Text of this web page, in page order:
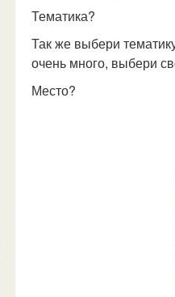
Тематика?
Так же выбери
очень много, выбери
Место?